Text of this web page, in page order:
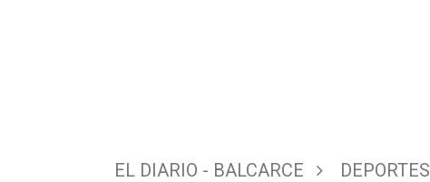
EL DIARIO - BALCARCE DEPORTES